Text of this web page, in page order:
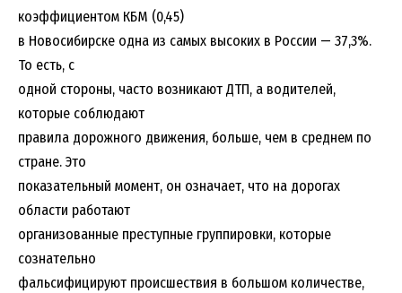
коэффициентом КБМ (0,45)
в Новосибирске одна из самых высоких в России — 37,3%.
То есть, с
одной стороны, часто возникают ДТП, а водителей,
которые соблюдают
правила дорожного движения, больше, чем в среднем по
стране. Это
показательный момент, он означает, что на дорогах
области работают
организованные преступные группировки, которые
сознательно
фальсифицируют происшествия в большом количестве,